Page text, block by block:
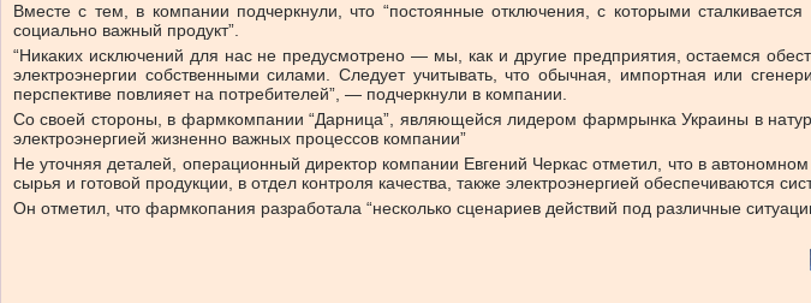
Вместе с тем, в компании подчеркнули, что “постоянные отключения, с которыми
социально важный продукт”.
“Никаких исключений для нас не предусмотрено — мы, как и другие предприятия, остаемся
электроэнергии собственными силами. Следует учитывать, что обычная, импортная или
перспективе повлияет на потребителей”, — подчеркнули в компании.
Со своей стороны, в фармкомпании “Дарница”, являющейся лидером фармрынка Украины в
электроэнергией жизненно важных процессов компании”
Не уточняя деталей, операционный директор компании Евгений Черкас отметил, что в
сырья и готовой продукции, в отдел контроля качества, также электроэнергией обеспечиваются
Он отметил, что фармкопания разработала “несколько сценариев действий под различные